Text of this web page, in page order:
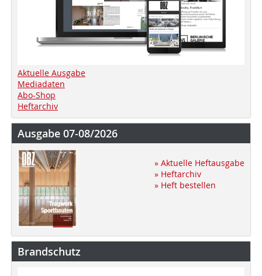
Aktuelle Ausgabe
Mediadaten
Abo-Shop
Heftarchiv
Ausgabe 07-08/2026
» Aktuelle Heftausgabe
» Heftarchiv
» Heft bestellen
Brandschutz